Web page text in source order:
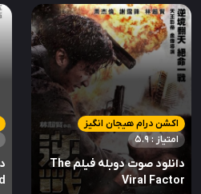
اکشن درام هیجان انگیز
امتیاز : 5.9
دانلود صوت دوبله فیلم The
Viral Factor